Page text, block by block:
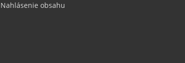
Nahlásenie obsahu